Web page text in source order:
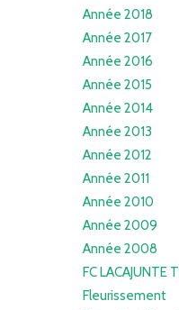
Année 2018
Année 2017
Année 2016
Année 2015
Année 2014
Année 2013
Année 2012
Année 2011
Année 2010
Année 2009
Année 2008
FC LACAJUNTE
Fleurissement